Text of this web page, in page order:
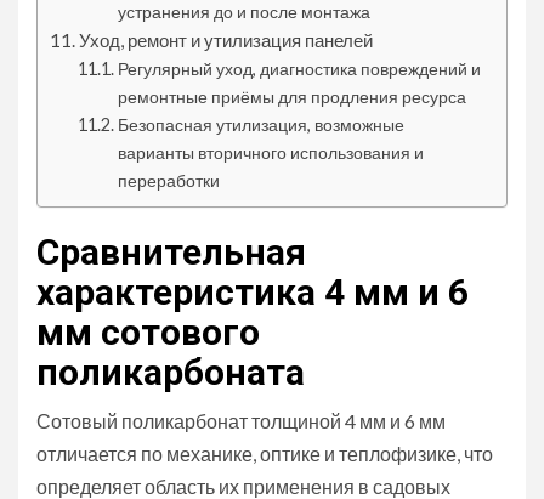
устранения до и после монтажа
Уход, ремонт и утилизация панелей
Регулярный уход, диагностика повреждений и
ремонтные приёмы для продления ресурса
Безопасная утилизация, возможные
варианты вторичного использования и
переработки
Сравнительная
характеристика 4 мм и 6
мм сотового
поликарбоната
Сотовый поликарбонат толщиной 4 мм и 6 мм
отличается по механике, оптике и теплофизике, что
определяет область их применения в садовых